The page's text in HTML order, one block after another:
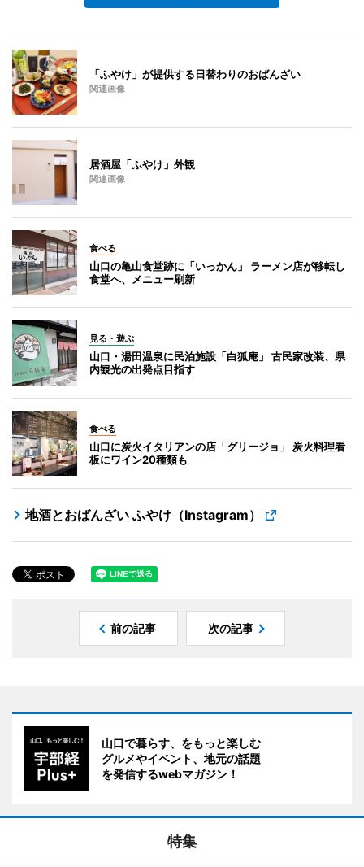
「ふやけ」が提供する日替わりのおばんざい
関連画像
居酒屋「ふやけ」外観
関連画像
食べる
山口の亀山食堂跡に「いっかん」 ラーメン店が移転し
食堂へ、メニュー刷新
見る・遊ぶ
山口・湯田温泉に民泊施設「白狐庵」 古民家改装、県
内観光の出発点目指す
食べる
山口に炭火イタリアンの店「グリージョ」 炭火料理看
板にワイン20種類も
地酒とおばんざい ふやけ（Instagram）
前の記事 次の記事
山口で暮らす、をもっと楽しむ
グルメやイベント、地元の話題
を発信するwebマガジン！
特集